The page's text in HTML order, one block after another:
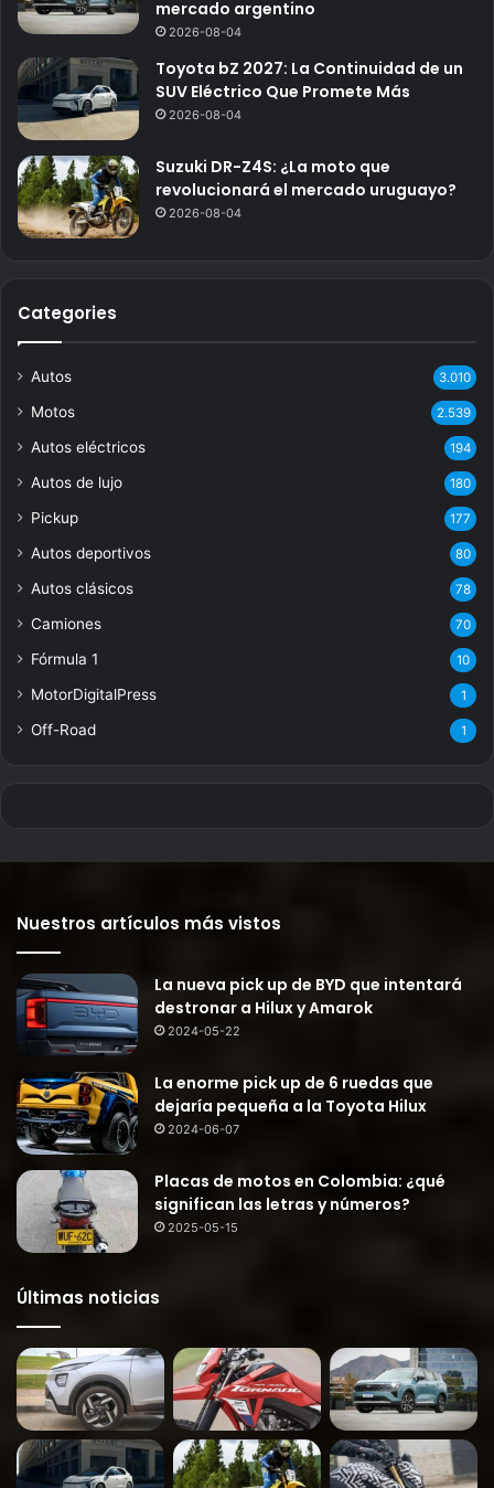
mercado argentino
2026-08-04
Toyota bZ 2027: La Continuidad de un
SUV Eléctrico Que Promete Más
2026-08-04
Suzuki DR-Z4S: ¿La moto que
revolucionará el mercado uruguayo?
2026-08-04
Categories
Autos 3.010
Motos 2.539
Autos eléctricos 194
Autos de lujo 180
Pickup 177
Autos deportivos 80
Autos clásicos 78
Camiones 70
Fórmula 1 10
MotorDigitalPress 1
Off-Road 1
Nuestros artículos más vistos
La nueva pick up de BYD que intentará
destronar a Hilux y Amarok
2024-05-22
La enorme pick up de 6 ruedas que
dejaría pequeña a la Toyota Hilux
2024-06-07
Placas de motos en Colombia: ¿qué
significan las letras y números?
2025-05-15
Últimas noticias